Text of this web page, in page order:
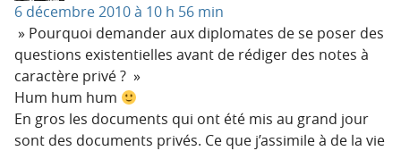
6 décembre 2010 à 10 h 56 min
» Pourquoi demander aux diplomates de se poser des
questions existentielles avant de rédiger des notes à
caractère privé ? »
Hum hum hum
En gros les documents qui ont été mis au grand jour
sont des documents privés. Ce que j’assimile à de la vie